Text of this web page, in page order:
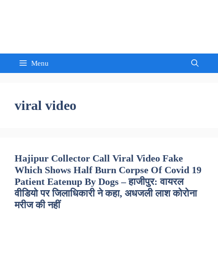
Menu
viral video
Hajipur Collector Call Viral Video Fake
Which Shows Half Burn Corpse Of Covid 19
Patient Eatenup By Dogs – हाजीपुर: वायरल
वीडियो पर जिलाधिकारी ने कहा, अधजली लाश कोरोना
मरीज की नहीं